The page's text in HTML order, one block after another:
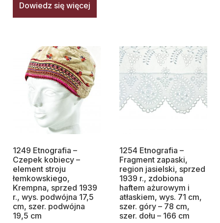
Dowiedz się więcej
1249 Etnografia –
Czepek kobiecy –
element stroju
łemkowskiego,
Krempna, sprzed 1939
r., wys. podwójna 17,5
cm, szer. podwójna
19,5 cm
1254 Etnografia –
Fragment zapaski,
region jasielski, sprzed
1939 r., zdobiona
haftem ażurowym i
atłaskiem, wys. 71 cm,
szer. góry – 78 cm,
szer. dołu – 166 cm